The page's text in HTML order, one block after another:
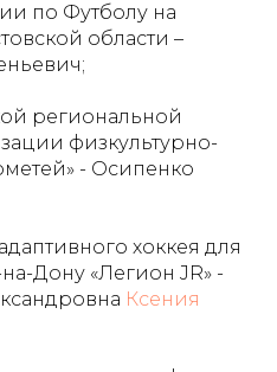
по Футболу на
области –
региональной
физкультурно-
- Осипенко
хоккея для
Дону «Легион JR» -
Ксения